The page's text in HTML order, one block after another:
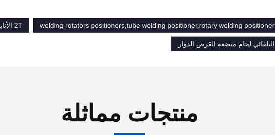
welding rotators positioners,tube welding positioner,rotary welding positioner
2T الأنابيب لحام ميضعة
التلقائي لحام ميضعة القرص الدوار
منتجات مماثلة